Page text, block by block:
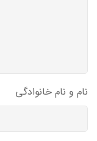
نام و نام خانوادگی